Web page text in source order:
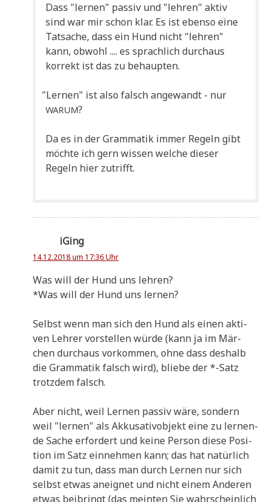
Dass "ler­nen" pas­siv und "leh­ren" aktiv
sind war mir schon klar. Es ist eben­so eine
Tat­sa­che, dass ein Hund nicht "leh­ren"
kann, obwohl .... es sprach­lich durch­aus
kor­rekt ist das zu behaupten.
"Ler­nen" ist also falsch ange­wandt - nur
WARUM?
Da es in der Gram­ma­tik immer Regeln gibt
möch­te ich gern wis­sen wel­che die­ser
Regeln hier zutrifft.
iGing
14.12.2018 um 17:36 Uhr
Was will der Hund uns lehren?
*Was will der Hund uns lernen?
Selbst wenn man sich den Hund als einen akti­
ven Leh­rer vor­stel­len wür­de (kann ja im Mär­
chen durch­aus vor­kom­men, ohne dass des­halb
die Gram­ma­tik falsch wird), blie­be der *-Satz
trotz­dem falsch.
Aber nicht, weil Ler­nen pas­siv wäre, son­dern
weil "ler­nen" als Akku­sa­tiv­ob­jekt eine zu ler­nen­
de Sache erfor­dert und kei­ne Per­son die­se Posi­
ti­on im Satz ein­neh­men kann; das hat natür­lich
damit zu tun, dass man durch Ler­nen nur sich
selbst etwas aneig­net und nicht einem Ande­ren
etwas bei­bringt (das mein­ten Sie wahr­schein­lich